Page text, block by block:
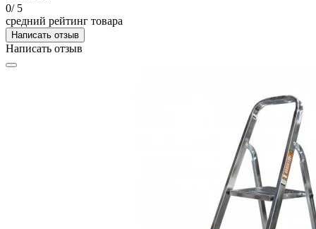
0/ 5
средний рейтинг товара
Написать отзыв
Написать отзыв